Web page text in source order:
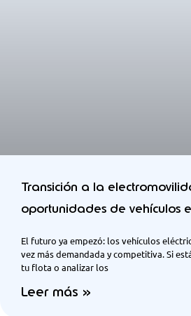
Transición a la
oportunidades de vehículos
El futuro ya empezó: los vehículos
vez más demandada y competitiva. Si
tu flota o analizar los
Leer más »